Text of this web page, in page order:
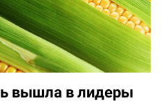
вышла в лидеры